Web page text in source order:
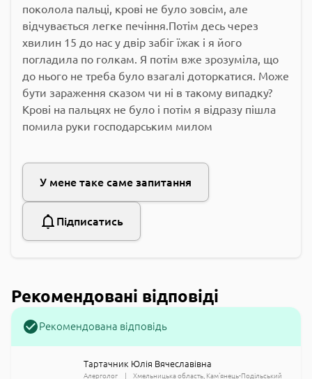
поколола пальці, крові не було зовсім, але
відчувається легке печіння.Потім десь через
хвилин 15 до нас у двір забіг їжак і я його
погладила по голкам. Я потім вже зрозуміла, що
до нього не треба було взагалі доторкатися. Може
бути зараження сказом чи ні в такому випадку?
Крові на пальцях не було і потім я відразу пішла
помила руки господарським милом
У мене таке саме запитання
Підписатись
Рекомендовані відповіді
Рекомендована відповідь
Тартачник Юлія Вячеславівна
Алерголог Хмельницька область Кам'янець-Подільський